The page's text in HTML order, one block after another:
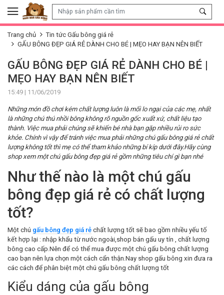
Skip to content
Trang chủ
Tin tức Gấu bông giá rẻ
GẤU BÔNG ĐẸP GIÁ RẺ DÀNH CHO BÉ | MẸO HAY BẠN NÊN BIẾT
GẤU BÔNG ĐẸP GIÁ RẺ DÀNH CHO BÉ |
MẸO HAY BẠN NÊN BIẾT
15:49 | 11/06/2019
Những món đồ chơi kém chất lượng luôn là mối lo ngại của các mẹ, nhất
là những chú thú nhồi bông không rõ nguồn gốc xuất xứ, chất liệu tạo
thành. Việc mua phải chúng sẽ khiến bé nhà bạn gặp nhiều rủi ro sức
khỏe. Chính vì vậy để tránh việc mua phải những chú gấu bông giá rẻ chất
lượng không tốt thì mẹ có thể tham khảo những bí kíp dưới đây.Hãy cùng
shop xem một chú gấu bông đẹp giá rẻ gồm những tiêu chí gì bạn nhé
Như thế nào là một chú gấu
bông đẹp giá rẻ có chất lượng
tốt?
Một chú gấu bông đẹp giá rẻ chất lượng tốt sẽ bao gồm nhiều yếu tố
kết hợp lại : nhập khẩu từ nước ngoài,shop bán gấu uy tín , chất lượng
bông cao cấp.Nên để có thể mua được một chú gấu bông chất lượng
cao bạn nên lựa chọn một cách cẩn thận.Nay shop gấu bông xin đưa ra
các cách để phân biệt một chú gấu bông chất lượng tốt
Kiểu dáng của gấu bông